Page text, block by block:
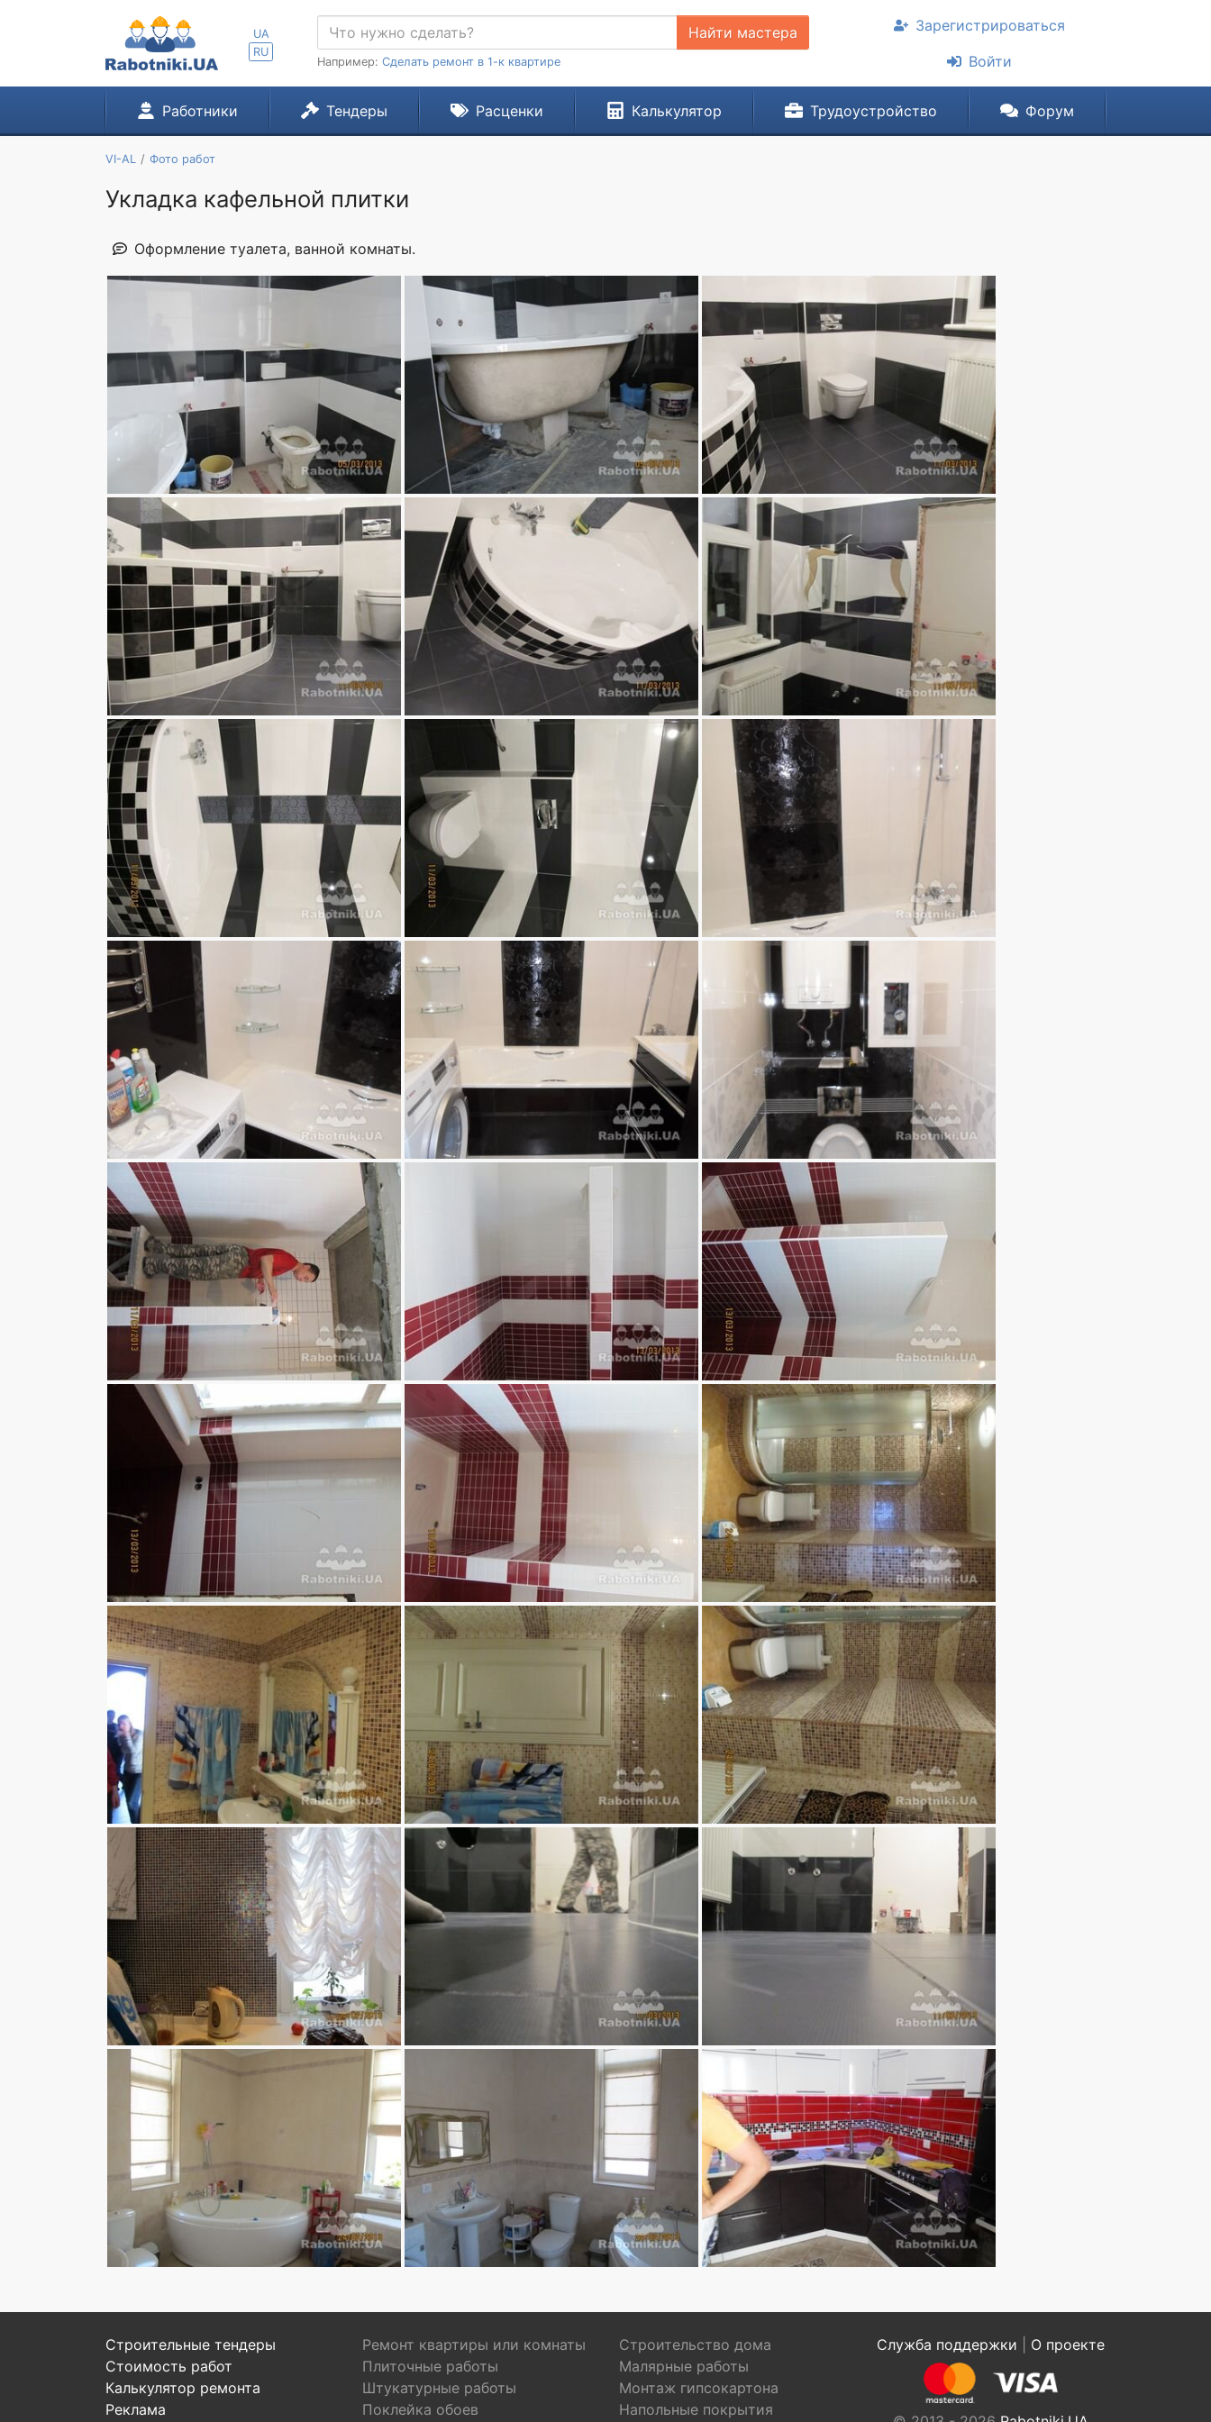
UA
RU
Найти мастера
Например: Сделать ремонт в 1-к квартире
Зарегистрироваться
Войти
Работники Тендеры Расценки Калькулятор Трудоустройство Форум
VI-AL Фото работ
Укладка кафельной плитки
Оформление туалета, ванной комнаты.
Строительные тендеры
Стоимость работ
Калькулятор ремонта
Реклама
Ремонт квартиры или комнаты
Строительство дома
Плиточные работы
Малярные работы
Штукатурные работы
Монтаж гипсокартона
Поклейка обоев
Напольные покрытия
Служба поддержки О проекте